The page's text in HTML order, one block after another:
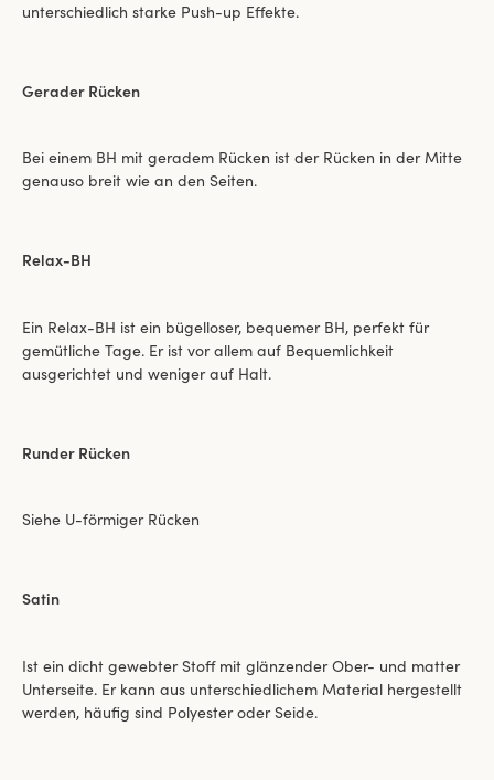
unterschiedlich starke Push-up Effekte.
Gerader Rücken
Bei einem BH mit geradem Rücken ist der Rücken in der Mitte
genauso breit wie an den Seiten.
Relax-BH
Ein Relax-BH ist ein bügelloser, bequemer BH, perfekt für
gemütliche Tage. Er ist vor allem auf Bequemlichkeit
ausgerichtet und weniger auf Halt.
Runder Rücken
Siehe U-förmiger Rücken
Satin
Ist ein dicht gewebter Stoff mit glänzender Ober- und matter
Unterseite. Er kann aus unterschiedlichem Material hergestellt
werden, häufig sind Polyester oder Seide.